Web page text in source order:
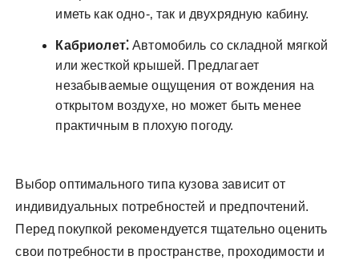
иметь как одно-‚ так и двухрядную кабину.
Кабриолет⁚Автомобиль со складной мягкой
или жесткой крышей. Предлагает
незабываемые ощущения от вождения на
открытом воздухе‚ но может быть менее
практичным в плохую погоду.
Выбор оптимального типа кузова зависит от
индивидуальных потребностей и предпочтений.
Перед покупкой рекомендуется тщательно оценить
свои потребности в пространстве‚ проходимости и